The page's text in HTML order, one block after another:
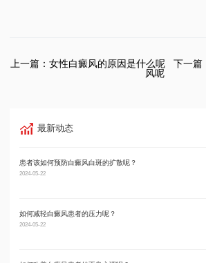
上一篇： 女性白癜风的原因是什么呢 下一篇
风呢
最新动态
患者该如何预防白癜风白斑的扩散呢？
2024-05-22
如何减轻白癜风患者的压力呢？
2024-05-22